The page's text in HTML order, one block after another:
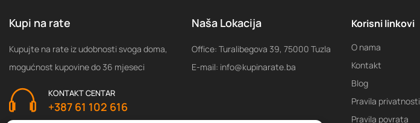
Kupi na rate
Kupujte na rate iz udobnosti svoga doma,
mogućnost kupovine do 36 mjeseci
KONTAKT CENTAR
+387 61 102 616
Naša Lokacija
Office: Turalibegova 39, 75000 Tuzla
E-mail: info@kupinarate.ba
Korisni linkovi
O nama
Kontakt
Blog
Pravila privatnosti
Pravila povrata